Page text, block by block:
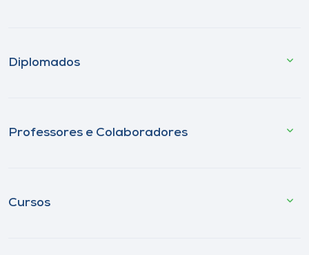
Diplomados
Professores e Colaboradores
Cursos